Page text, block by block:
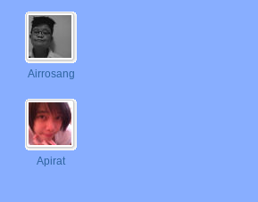
Airrosang
Apirat